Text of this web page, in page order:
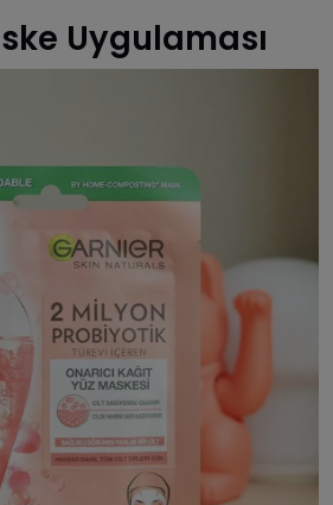
Uygulaması